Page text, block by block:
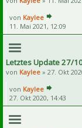
von Kaylee
11. Mai 2021, 12:09
Letztes Update 27/
von Kaylee » 27. Okt
von Kaylee
27. Okt 2020, 14:43